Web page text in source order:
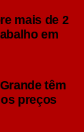
mais de 2
em
têm
preços